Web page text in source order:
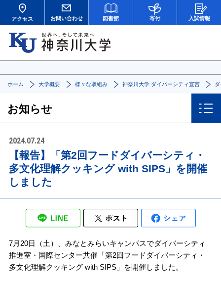
アクセス お問い合わせ 図書館 寄付 入試情報
ホーム 大学概要 様々な取組み 神奈川大学 ダイバーシティ宣言
お知らせ
2024.07.24
【報告】「第2回フードダイバーシティ・
多文化理解クッキング with SIPS」を開催
しました
7月20日（土）、みなとみらいキャンパスでダイバーシティ
推進室・国際センター共催「第2回フードダイバーシティ・
多文化理解クッキング with SIPS」を開催しました。